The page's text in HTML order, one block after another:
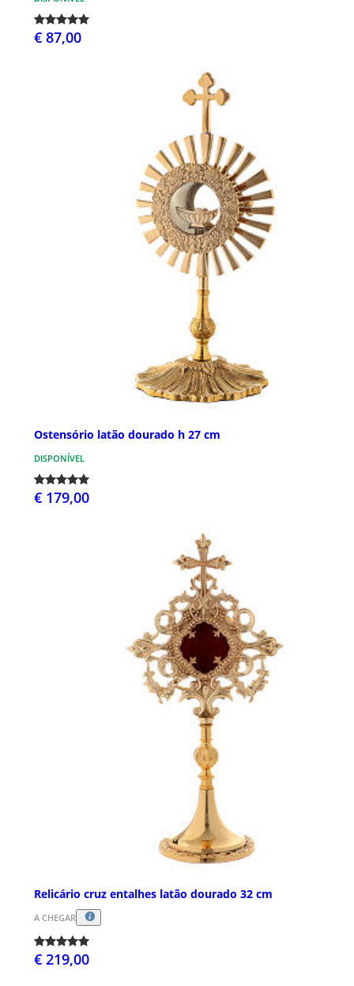
€ 87,00
Ostensório latão dourado h 27 cm
DISPONÍVEL
€ 179,00
Relicário cruz entalhes latão dourado 32 cm
A CHEGAR
€ 219,00